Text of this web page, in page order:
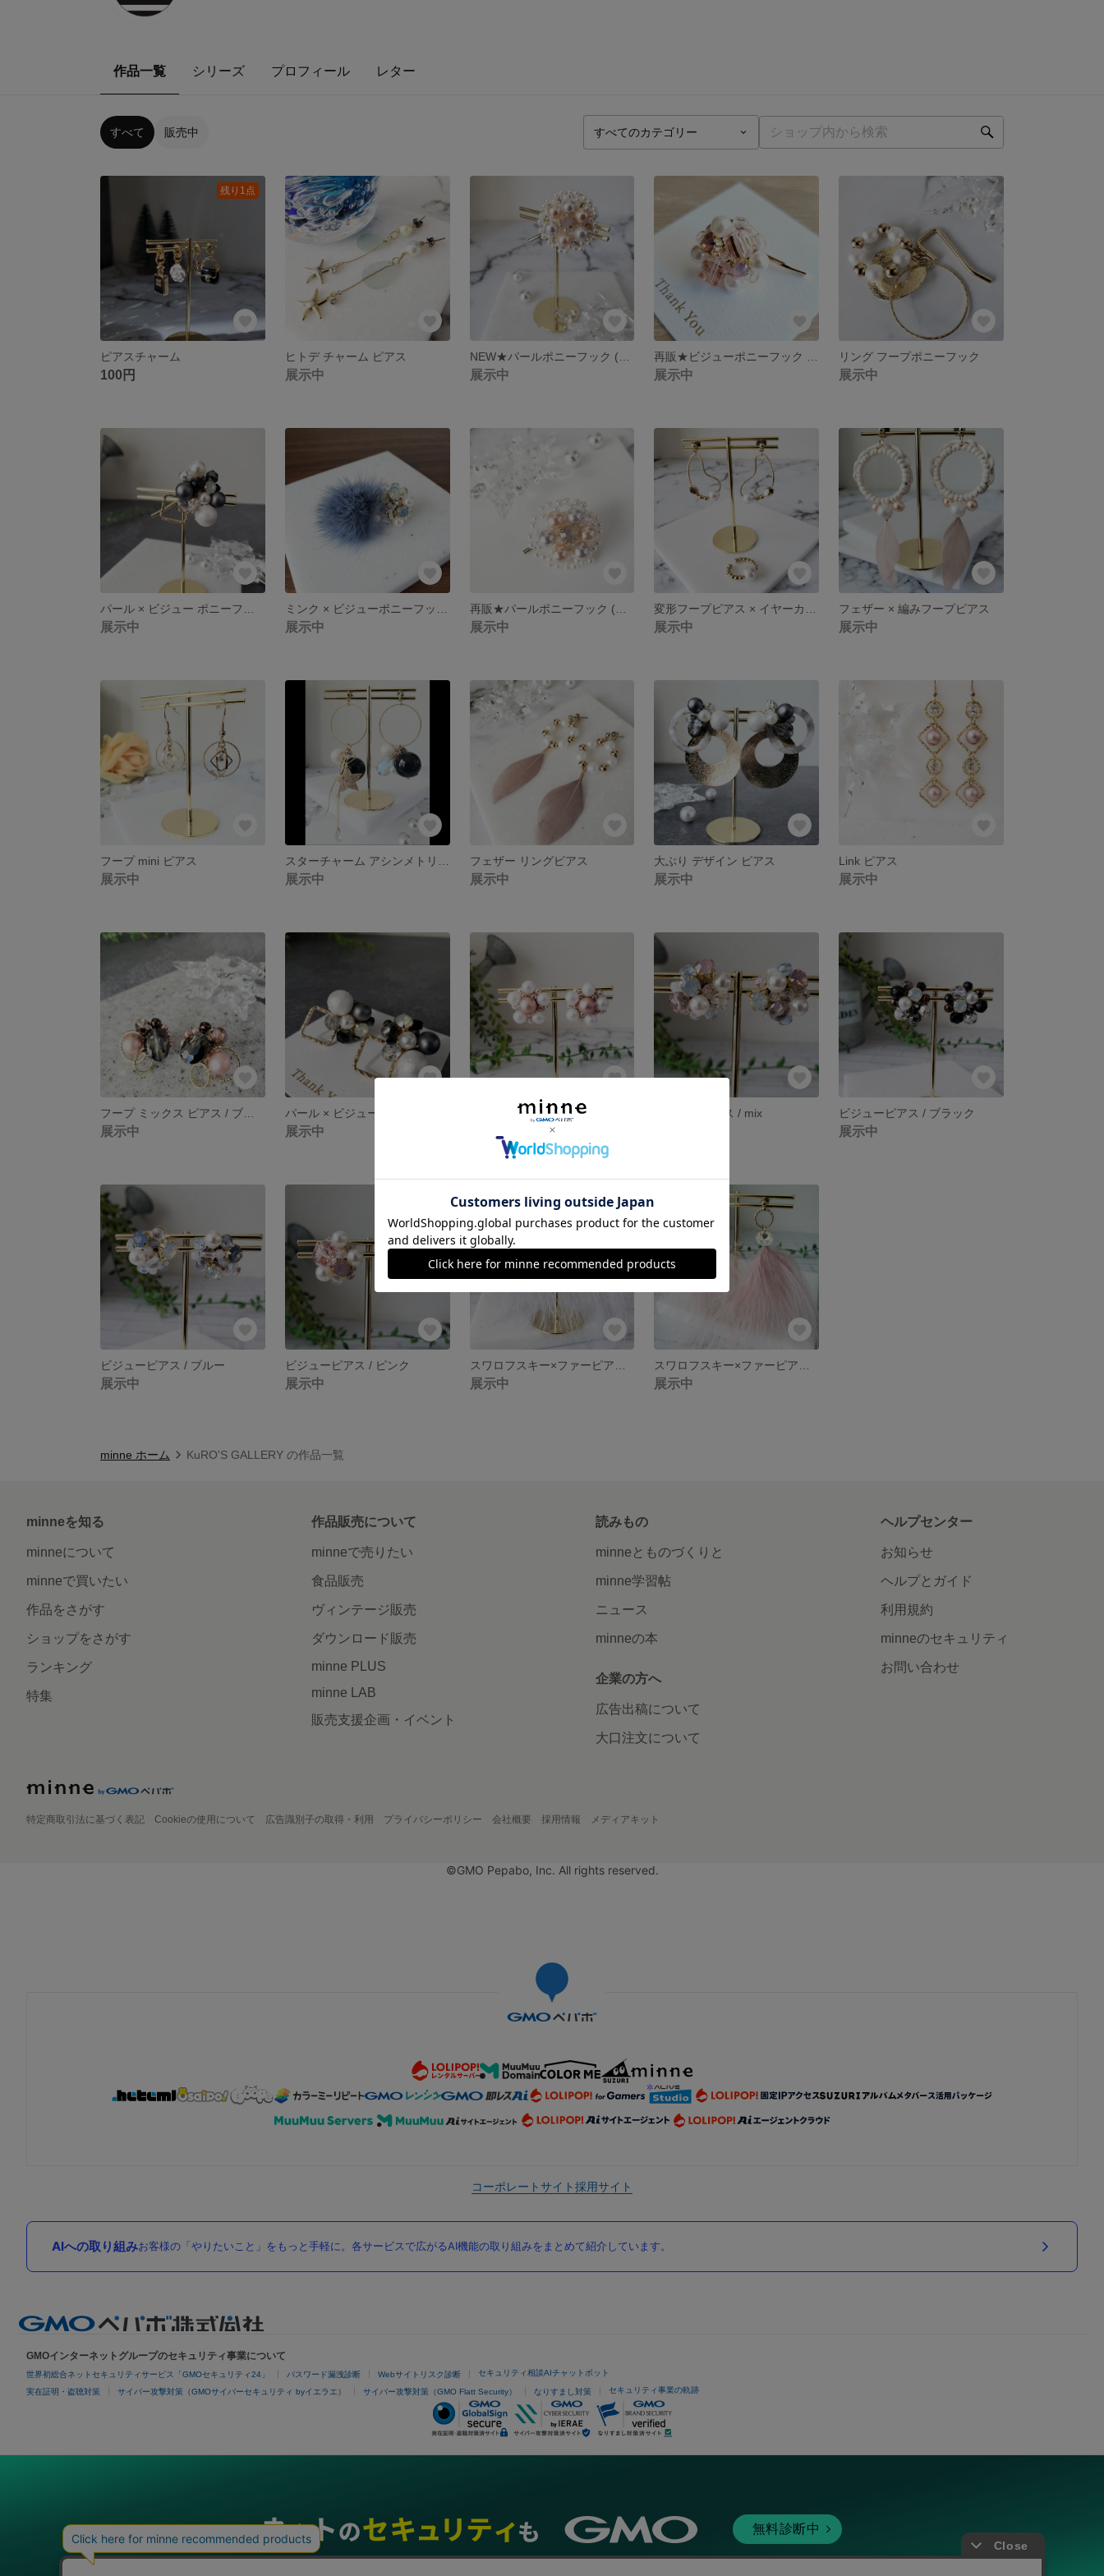
作品一覧 シリーズ プロフィール レター
すべて 販売中
残り1点
ピアスチャーム
100円
ヒトデ チャーム ピアス
展示中 展示中 展示中
リング フープポニーフック
展示中
展示中 展示中 展示中 展示中
フェザー × 編みフープピアス
展示中
フープ mini ピアス
展示中 展示中
フェザー リングピアス
展示中
大ぶり デザイン ピアス
展示中
Link ピアス
展示中
展示中 展示中
つや消しパールピアス / ピンク ビジューピアス / mix ビジューピアス / ブラック
展示中
ビジューピアス / ブルー
展示中
ビジューピアス / ピンク
展示中 展示中 展示中
minne ホーム KuRO'S GALLERY の作品一覧
minneを知る
minneについて
minneで買いたい
作品をさがす
ショップをさがす
ランキング
特集
作品販売について
minneで売りたい
食品販売
ヴィンテージ販売
ダウンロード販売
minne PLUS
minne LAB
販売支援企画・イベント
読みもの
minneとものづくりと
minne学習帖
ニュース
minneの本
企業の方へ
広告出稿について
大口注文について
ヘルプセンター
お知らせ
ヘルプとガイド
利用規約
minneのセキュリティ
お問い合わせ
特定商取引法に基づく表記 Cookieの使用について 広告識別子の取得・利用 プライバシーポリシー 会社概要 採用情報 メディアキット
©GMO Pepabo, Inc. All rights reserved.
コーポレートサイト採用サイト
AIへの取り組みお客様の「やりたいこと」をもっと手軽に。各サービスで広がるAI機能の取り組みをまとめて紹介しています。
GMOインターネットグループのセキュリティ事業について
世界初総合ネットセキュリティサービス「GMOセキュリティ24」 パスワード漏洩診断 Webサイトリスク診断 セキュリティ相談AIチャットボット
実在証明・盗聴対策 サイバー攻撃対策（GMOサイバーセキュリティ byイエラエ） サイバー攻撃対策（GMO Flatt Security） なりすまし対策 セキュリティ事業の軌跡
無料診断中